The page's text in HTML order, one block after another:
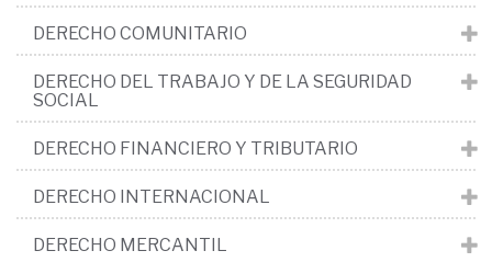
DERECHO COMUNITARIO
DERECHO DEL TRABAJO Y DE LA SEGURIDAD
SOCIAL
DERECHO FINANCIERO Y TRIBUTARIO
DERECHO INTERNACIONAL
DERECHO MERCANTIL